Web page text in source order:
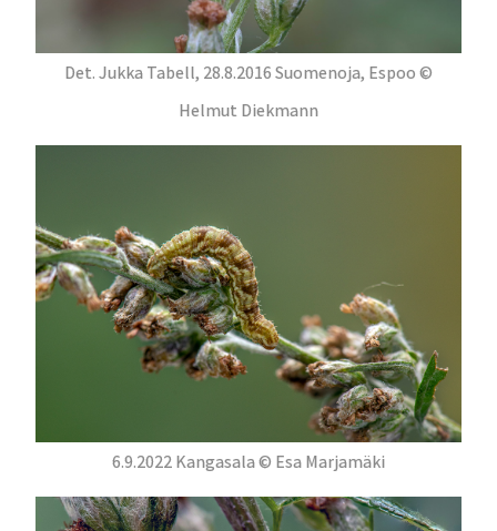
Det. Jukka Tabell, 28.8.2016 Suomenoja, Espoo ©
Helmut Diekmann
6.9.2022 Kangasala © Esa Marjamäki